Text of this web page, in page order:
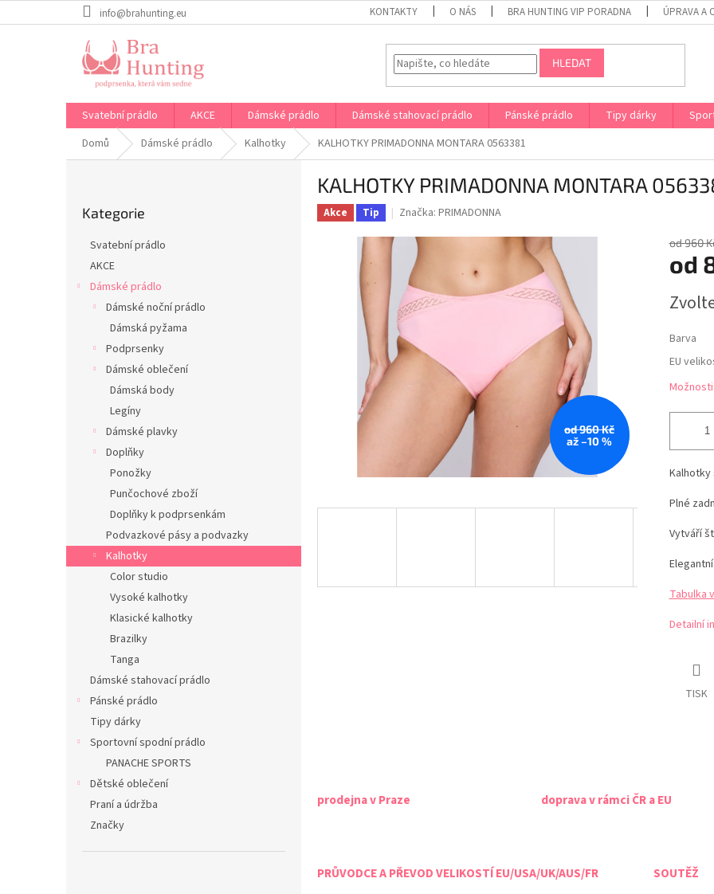
na
info@brahunting.eu KONTAKTY O NÁS BRA HUNTING VIP PORADNA ÚPRAVA A
HLEDAT
Svatební prádlo AKCE Dámské prádlo Dámské stahovací prádlo Pánské prádlo Tipy dárky
Domů
Dámské prádlo Kalhotky KALHOTKY PRIMADONNA MONTARA 0563381
kategorie
Kategorie
Svatební prádlo
AKCE
Dámské prádlo
Dámské noční prádlo
Dámská pyžama
Podprsenky
Dámské oblečení
Dámská body
Legíny
Dámské plavky
Doplňky
Ponožky
Punčochové zboží
Doplňky k podprsenkám
Podvazkové pásy a podvazky
Kalhotky
Color studio
Vysoké kalhotky
Klasické kalhotky
Brazilky
Tanga
Dámské stahovací prádlo
Pánské prádlo
Tipy dárky
Sportovní spodní prádlo
PANACHE SPORTS
Dětské oblečení
Praní a údržba
Značky
KALHOTKY PRIMADONNA MONTARA
Akce Tip Značka: PRIMADONNA
od 960 Kč
až –10 %
od 960
od
cena:
Barva
EU
Kalhotky
Plné
Vytváří
Tabulka
Detailní
TISK
prodejna v Praze doprava v rámci ČR a EU
PRŮVODCE A PŘEVOD VELIKOSTÍ EU/USA/UK/AUS/FR SOUTĚŽ